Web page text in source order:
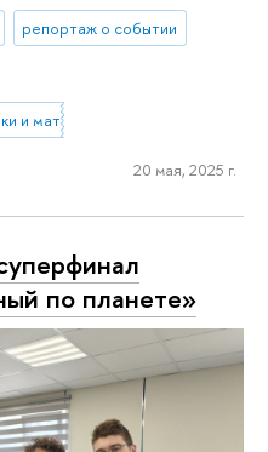
репортаж о событии
и математики им. А.Н. Тихонова
20 мая, 2025 г.
по планете»